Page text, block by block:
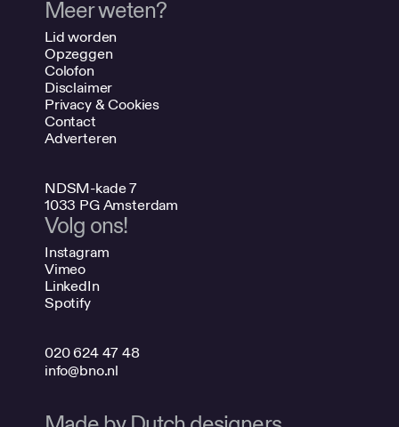
Meer weten?
Lid worden
Opzeggen
Colofon
Disclaimer
Privacy & Cookies
Contact
Adverteren
NDSM-kade 7
1033 PG Amsterdam
Volg ons!
Instagram
Vimeo
LinkedIn
Spotify
020 624 47 48
info@bno.nl